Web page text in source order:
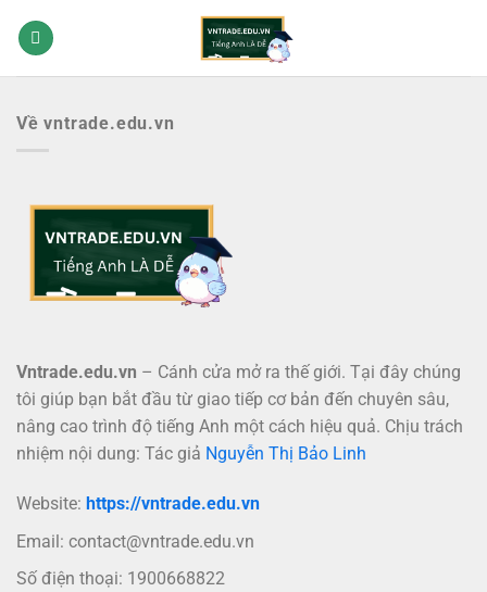
qua
Về vntrade.edu.vn
Vntrade.edu.vn – Cánh cửa mở ra thế giới. Tại đây chúng
tôi giúp bạn bắt đầu từ giao tiếp cơ bản đến chuyên sâu,
nâng cao trình độ tiếng Anh một cách hiệu quả. Chịu trách
nhiệm nội dung: Tác giả Nguyễn Thị Bảo Linh
Website: https://vntrade.edu.vn
Email: contact@vntrade.edu.vn
Số điện thoại: 1900668822